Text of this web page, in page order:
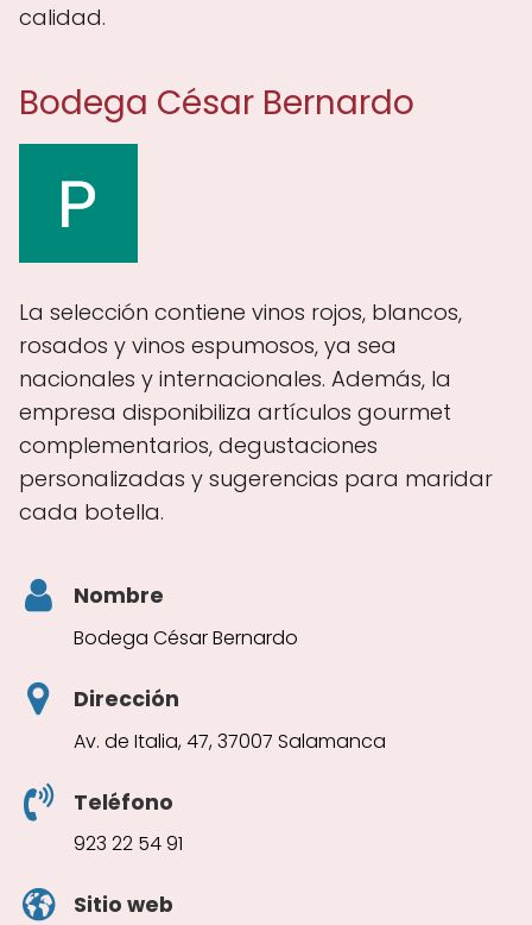
calidad.
Bodega César Bernardo
La selección contiene vinos rojos, blancos,
rosados y vinos espumosos, ya sea
nacionales y internacionales. Además, la
empresa disponibiliza artículos gourmet
complementarios, degustaciones
personalizadas y sugerencias para maridar
cada botella.
Nombre
Bodega César Bernardo
Dirección
Av. de Italia, 47, 37007 Salamanca
Teléfono
923 22 54 91
Sitio web